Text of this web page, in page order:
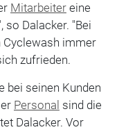
Mitarbeitereine
so Dalacker. "Bei
Cyclewash immer
zufrieden.
bei seinen Kunden
Personal sind die
Dalacker. Vor